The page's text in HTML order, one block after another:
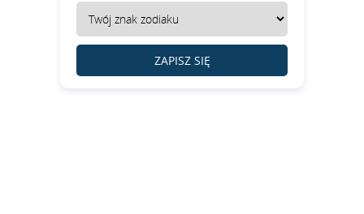
ZAPISZ SIĘ